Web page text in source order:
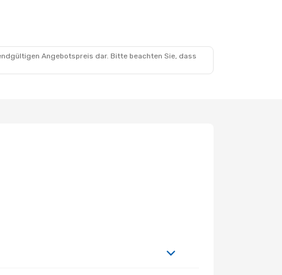
Angebotspreis dar. Bitte beachten Sie, dass